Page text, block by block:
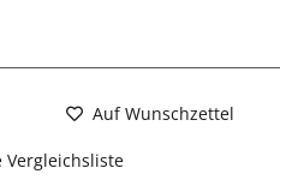
Auf Wunschzettel
Vergleichsliste